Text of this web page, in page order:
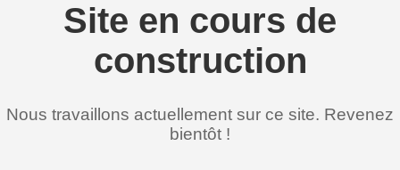
Site en cours de
construction
Nous travaillons actuellement sur ce site. Revenez
bientôt !